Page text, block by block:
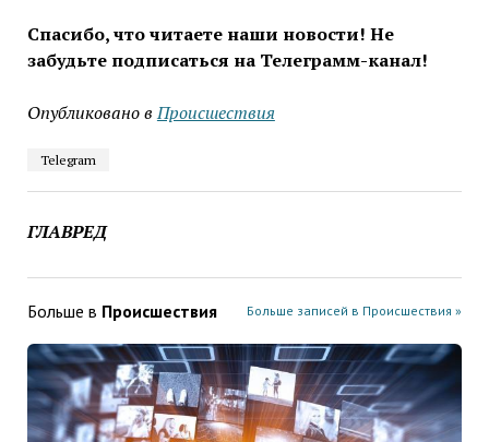
Спасибо, что читаете наши новости! Не
забудьте подписаться на Телеграмм-канал!
Опубликовано в Проиcшествия
Telegram
ГЛАВРЕД
Больше в Проиcшествия Больше записей в Проиcшествия »